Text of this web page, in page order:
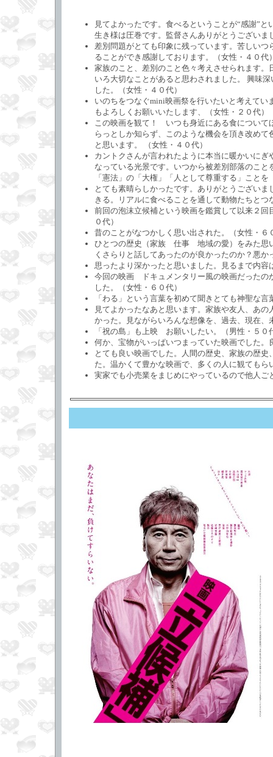
見てよかったです。食べるということが“感謝”
生き様は圧巻です。監督さんありがとうございま
差別問題がとても印象に残っています。苦しい
ることができ感謝しております。（女性・４０代
家族のこと、差別のこと色々考えさせられます
いろ大切なことがあると思わされました。 興味
した。（女性・４０代）
いのちをつなぐmini映画祭を行いたいと考えて
もよろしくお願いいたします、（女性・２０代）
この映画を観て！ いつも身近にある食について
らっとしか知らず、このような機会を頂き改め
と思います。 （女性・４０代）
カントクさんが言われたように本当に暖かいに
なっている光景です。いつから被差別部落のこ
「憲法」の「大権」「人として尊重する」ことを
とても素晴らしかったです。ありがとうござい
きる。リアルに食べることを通して動物たちと
前回の泡沫立候補という映画を鑑賞して以来２
０代）
昔のことがなつかしく思い出された。（女性・６
ひとつの歴史（家族 仕事 地域の愛）をみた思
くさらりと話してあったのが良かったのか？悪
思ったより深かったと思いました。見るまで内
今回の映画 ドキュメンタリー風の映画だったの
した。（女性・６０代）
「わる」という言葉を初めて聞きとても神聖な
見てよかったなあと思います。家族や友人、あ
かった。見ながらいろんな想像を、過去、現在
「祝の島」も上映 お願いしたい。（男性・５０
何か、宝物がいっぱいつまっていた映画でした
とても良い映画でした。人間の歴史、家族の歴
た。温かくて豊かな映画で、多くの人に観てもら
実家でも小売業をまじめにやっているので他人